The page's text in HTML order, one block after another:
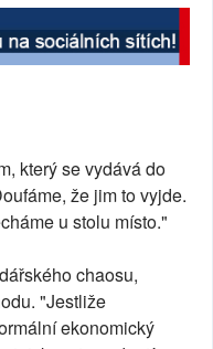
který se vydává do
že jim to vyjde.
u stolu místo."
chaosu,
"Jestliže
ekonomický